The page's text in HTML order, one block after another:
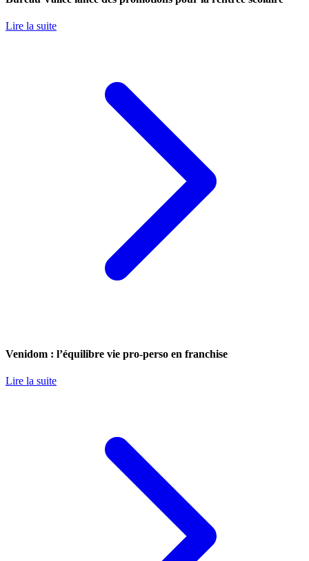
Lire la suite
Venidom : l’équilibre vie pro-perso en franchise
Lire la suite